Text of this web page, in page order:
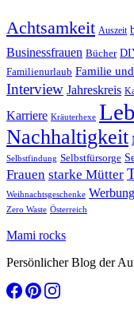
Achtsamkeit Auszeit
Businessfrauen Bücher
Familienurlaub Familie
Interview Jahreskreis
Karriere Kräuterhexe
Nachhaltigkeit
Selbstfindung Selbstfürsorge
Frauen starke Mütter
Weihnachtsgeschenke Werbung
Zero Waste Österreich
Mami rocks
Persönlicher Blog der